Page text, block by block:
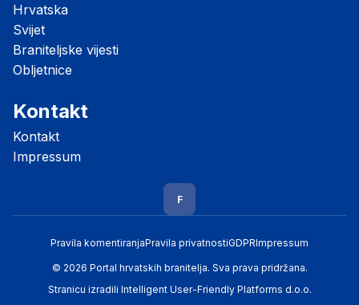
Hrvatska
Svijet
Braniteljske vijesti
Obljetnice
Kontakt
Kontakt
Impressum
F
Pravila komentiranjaPravila privatnostiGDPRImpressum
© 2026 Portal hrvatskih branitelja. Sva prava pridržana.
Stranicu izradili Intelligent User-Friendly Platforms d.o.o.